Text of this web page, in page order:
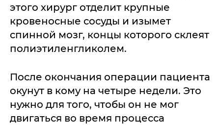
этого хирург отделит крупные
кровеносные сосуды и изымет
спинной мозг, концы которого склеят
полиэтиленгликолем.
После окончания операции пациента
окунут в кому на четыре недели. Это
нужно для того, чтобы он не мог
двигаться во время процесса